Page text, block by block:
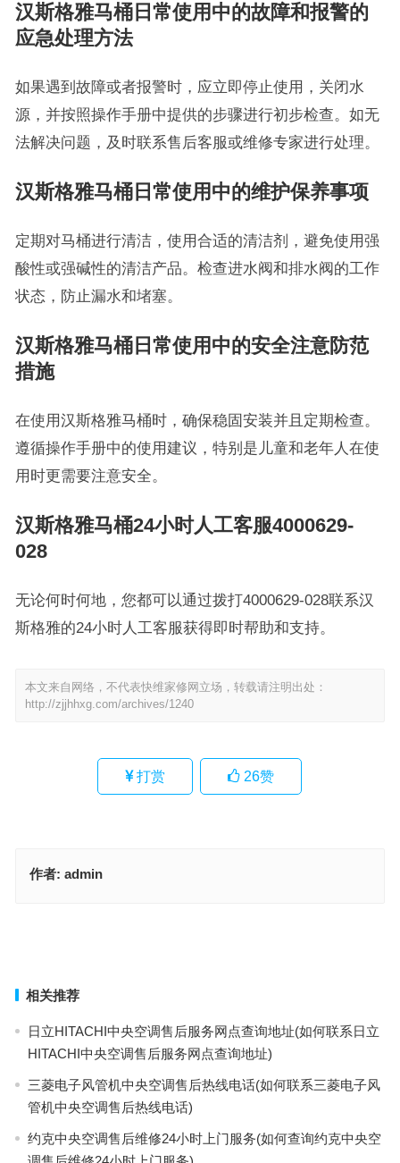
汉斯格雅马桶日常使用中的故障和报警的
应急处理方法
如果遇到故障或者报警时，应立即停止使用，关闭水
源，并按照操作手册中提供的步骤进行初步检查。如无
法解决问题，及时联系售后客服或维修专家进行处理。
汉斯格雅马桶日常使用中的维护保养事项
定期对马桶进行清洁，使用合适的清洁剂，避免使用强
酸性或强碱性的清洁产品。检查进水阀和排水阀的工作
状态，防止漏水和堵塞。
汉斯格雅马桶日常使用中的安全注意防范
措施
在使用汉斯格雅马桶时，确保稳固安装并且定期检查。
遵循操作手册中的使用建议，特别是儿童和老年人在使
用时更需要注意安全。
汉斯格雅马桶24小时人工客服4000629-
028
无论何时何地，您都可以通过拨打4000629-028联系汉
斯格雅的24小时人工客服获得即时帮助和支持。
本文来自网络，不代表快维家修网立场，转载请注明出处：
http://zjjhhxg.com/archives/1240
打赏 26赞
作者: admin
相关推荐
日立HITACHI中央空调售后服务网点查询地址(如何联系日立
HITACHI中央空调售后服务网点查询地址)
三菱电子风管机中央空调售后热线电话(如何联系三菱电子风
管机中央空调售后热线电话)
约克中央空调售后维修24小时上门服务(如何查询约克中央空